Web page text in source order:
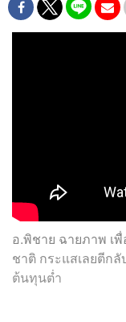
อ.พิชาย ฉายภาพ เ
ชาติ กระแสเลยตีกลั
ต้นทุนต่ำ